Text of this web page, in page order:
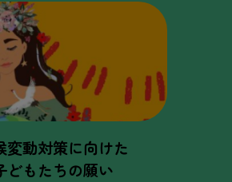
変動対策に向けた
どもたちの願い